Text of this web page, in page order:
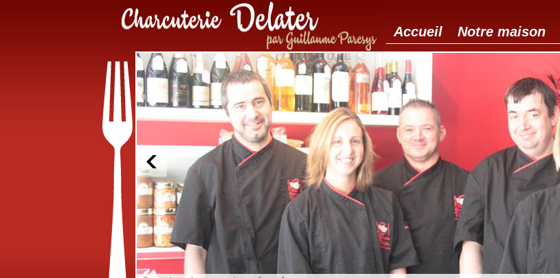
Accueil Notre maison